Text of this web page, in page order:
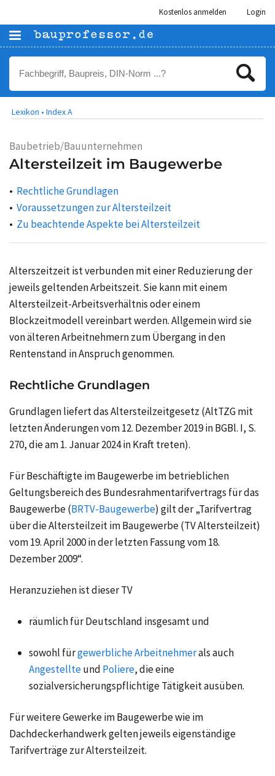
Kostenlos anmelden Login
Lexikon • Index A
Baubetrieb/Bauunternehmen
Altersteilzeit im Baugewerbe
Rechtliche Grundlagen
Voraussetzungen zur Altersteilzeit
Zu beachtende Aspekte bei Altersteilzeit
Alterszeitzeit ist verbunden mit einer Reduzierung der
jeweils geltenden Arbeitszeit. Sie kann mit einem
Altersteilzeit-Arbeitsverhältnis oder einem
Blockzeitmodell vereinbart werden. Allgemein wird sie
von älteren Arbeitnehmern zum Übergang in den
Rentenstand in Anspruch genommen.
Rechtliche Grundlagen
Grundlagen liefert das Altersteilzeitgesetz (AltTZG mit
letzten Änderungen vom 12. Dezember 2019 in BGBl. I, S.
270, die am 1. Januar 2024 in Kraft treten).
Für Beschäftigte im Baugewerbe im betrieblichen
Geltungsbereich des Bundesrahmentarifvertrags für das
Baugewerbe (BRTV-Baugewerbe) gilt der „Tarifvertrag
über die Altersteilzeit im Baugewerbe (TV Altersteilzeit)
vom 19. April 2000 in der letzten Fassung vom 18.
Dezember 2009“.
Heranzuziehen ist dieser TV
räumlich für Deutschland insgesamt und
sowohl fürgewerbliche Arbeitnehmerals auch
Angestellteund Poliere, die eine
sozialversicherungspflichtige Tätigkeit ausüben.
Für weitere Gewerke im Baugewerbe wie im
Dachdeckerhandwerk gelten jeweils eigenständige
Tarifverträge zur Altersteilzeit.